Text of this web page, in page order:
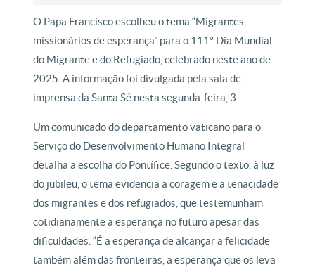
O Papa Francisco escolheu o tema “Migrantes,
missionários de esperança” para o 111º Dia Mundial
do Migrante e do Refugiado, celebrado neste ano de
2025. A informação foi divulgada pela sala de
imprensa da Santa Sé nesta segunda-feira, 3.
Um comunicado do departamento vaticano para o
Serviço do Desenvolvimento Humano Integral
detalha a escolha do Pontífice. Segundo o texto, à luz
do jubileu, o tema evidencia a coragem e a tenacidade
dos migrantes e dos refugiados, que testemunham
cotidianamente a esperança no futuro apesar das
dificuldades. “É a esperança de alcançar a felicidade
também além das fronteiras, a esperança que os leva